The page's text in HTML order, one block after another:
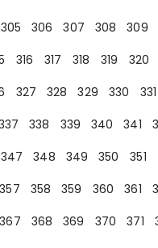
305 306 307 308 309
316 317 318 319 320
327 328 329 330 331
338 339 340 341
347 348 349 350 351
357 358 359 360 361
367 368 369 370 371